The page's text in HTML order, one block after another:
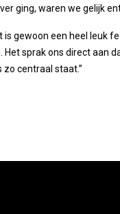
ging, waren we gelijk
is gewoon een heel leuk
Het sprak ons direct aan
centraal staat.”